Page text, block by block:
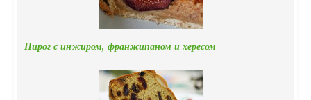
Пирог с инжиром, франжипаном и хересом